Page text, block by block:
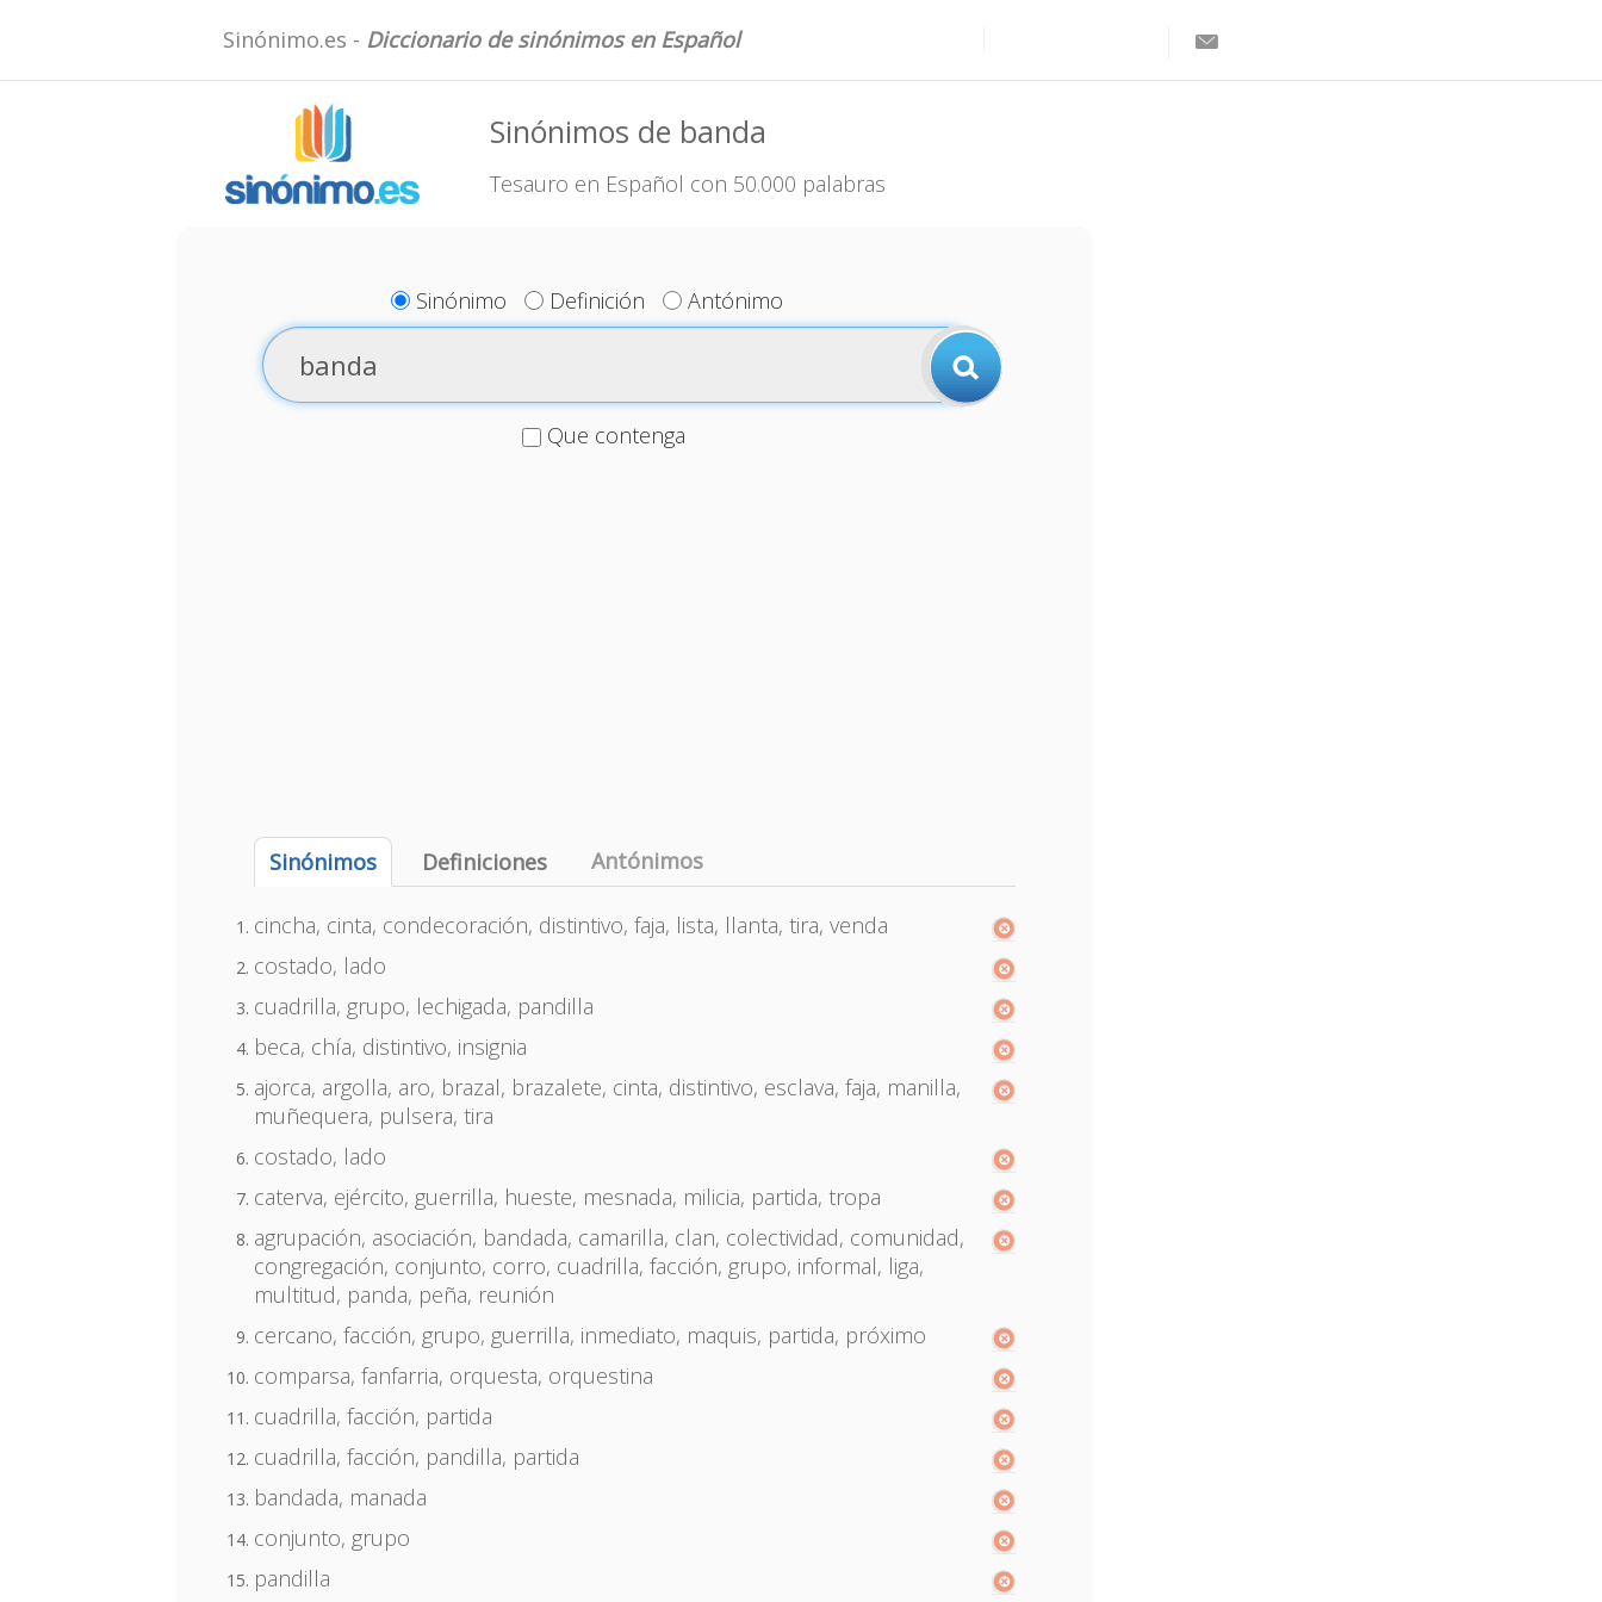
Sinónimo.es - Diccionario de sinónimos en Español
Sinónimos de banda
Tesauro en Español con 50.000 palabras
Sinónimo Definición Antónimo
Que contenga
Sinónimos Definiciones Antónimos
cincha, cinta, condecoración, distintivo, faja, lista, llanta, tira, venda
costado, lado
cuadrilla, grupo, lechigada, pandilla
beca, chía, distintivo, insignia
ajorca, argolla, aro, brazal, brazalete, cinta, distintivo, esclava, faja, manilla,
muñequera, pulsera, tira
costado, lado
caterva, ejército, guerrilla, hueste, mesnada, milicia, partida, tropa
agrupación, asociación, bandada, camarilla, clan, colectividad, comunidad,
congregación, conjunto, corro, cuadrilla, facción, grupo, informal, liga,
multitud, panda, peña, reunión
cercano, facción, grupo, guerrilla, inmediato, maquis, partida, próximo
comparsa, fanfarria, orquesta, orquestina
cuadrilla, facción, partida
cuadrilla, facción, pandilla, partida
bandada, manada
conjunto, grupo
pandilla